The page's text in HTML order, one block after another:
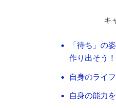
キ
「待ち」の
作り出そう！
自身のライ
自身の能力